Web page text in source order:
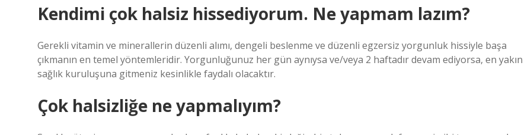
Kendimi çok halsiz hissediyorum. Ne yapmam lazım?
Gerekli vitamin ve minerallerin düzenli alımı, dengeli beslenme ve düzenli egzersiz yorgunluk hissiyle başa
çıkmanın en temel yöntemleridir. Yorgunluğunuz her gün aynıysa ve/veya 2 haftadır devam ediyorsa, en yakın
sağlık kuruluşuna gitmeniz kesinlikle faydalı olacaktır.
Çok halsizliğe ne yapmalıyım?